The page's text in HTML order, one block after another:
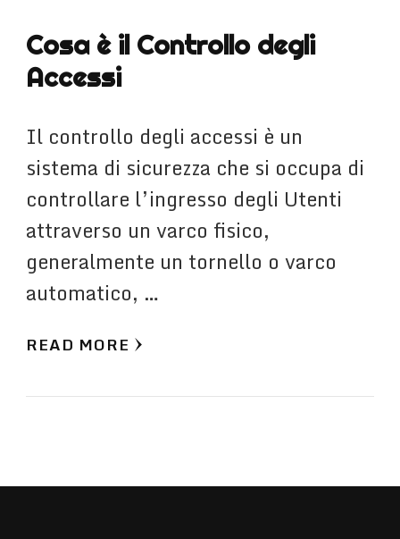
Cosa è il Controllo degli
Accessi
Il controllo degli accessi è un
sistema di sicurezza che si occupa di
controllare l’ingresso degli Utenti
attraverso un varco fisico,
generalmente un tornello o varco
automatico, …
READ MORE